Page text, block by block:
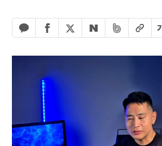
카카오톡 공유하기
페이스북 공유하기
엑스 공유하기
네이버 공유하기
밴드 공유하
URL